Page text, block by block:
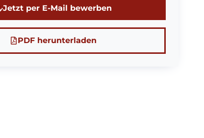
Jetzt per E-Mail bewerben
PDF herunterladen